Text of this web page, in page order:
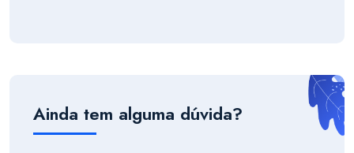
Ainda tem alguma dúvida?